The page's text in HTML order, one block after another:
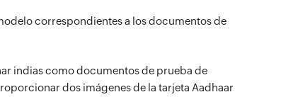
correspondientes a los documentos de
indias como documentos de prueba de
dos imágenes de la tarjeta Aadhaar